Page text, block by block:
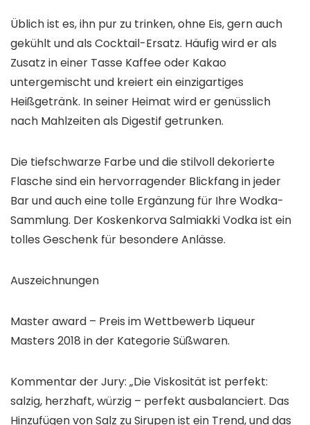
Üblich ist es, ihn pur zu trinken, ohne Eis, gern auch
gekühlt und als Cocktail-Ersatz. Häufig wird er als
Zusatz in einer Tasse Kaffee oder Kakao
untergemischt und kreiert ein einzigartiges
Heißgetränk. In seiner Heimat wird er genüsslich
nach Mahlzeiten als Digestif getrunken.
Die tiefschwarze Farbe und die stilvoll dekorierte
Flasche sind ein hervorragender Blickfang in jeder
Bar und auch eine tolle Ergänzung für Ihre Wodka-
Sammlung. Der Koskenkorva Salmiakki Vodka ist ein
tolles Geschenk für besondere Anlässe.
Auszeichnungen
Master award – Preis im Wettbewerb Liqueur
Masters 2018 in der Kategorie Süßwaren.
Kommentar der Jury: „Die Viskosität ist perfekt:
salzig, herzhaft, würzig – perfekt ausbalanciert. Das
Hinzufügen von Salz zu Sirupen ist ein Trend, und das